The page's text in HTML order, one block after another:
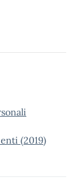
(2019)